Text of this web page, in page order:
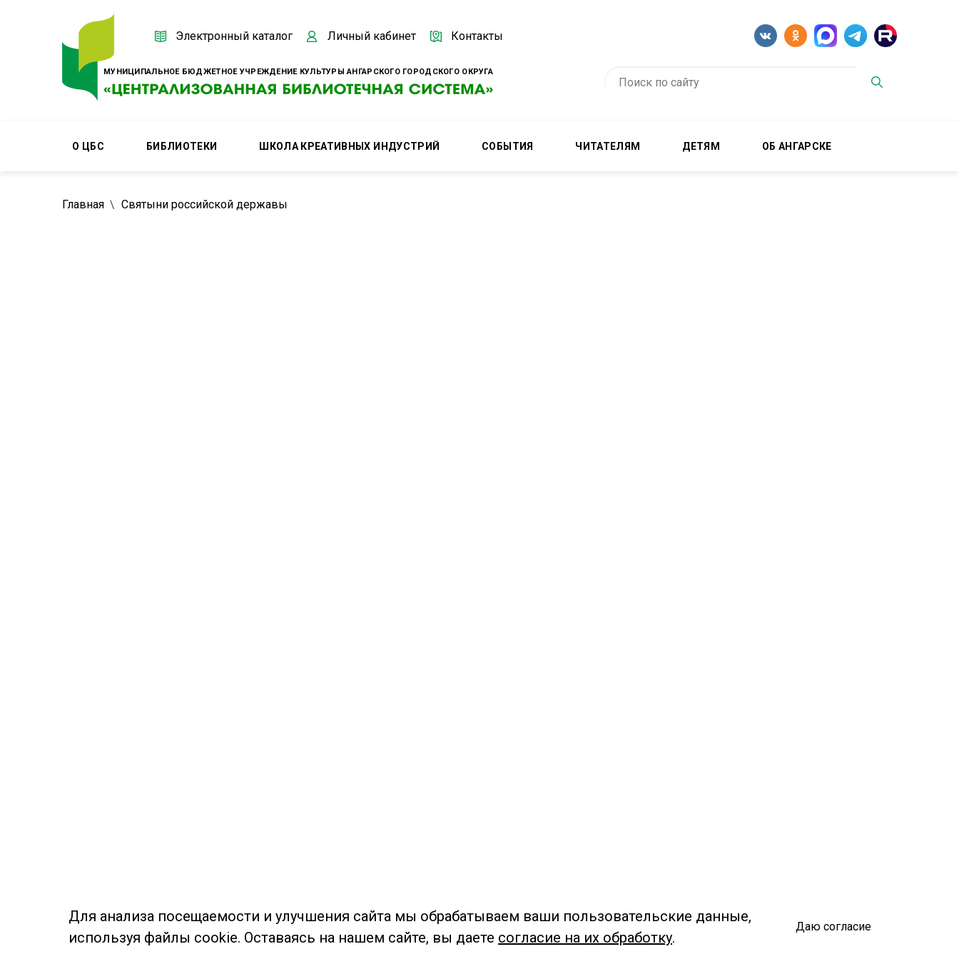
МУНИЦИПАЛЬНОЕ БЮДЖЕТНОЕ УЧРЕЖДЕНИЕ КУЛЬТУРЫ АНГАРСКОГО ГОРОДСКОГО ОКРУГА
Электронный каталог Личный кабинет Контакты
О ЦБС БИБЛИОТЕКИ ШКОЛА КРЕАТИВНЫХ ИНДУСТРИЙ СОБЫТИЯ ЧИТАТЕЛЯМ ДЕТЯМ ОБ АНГАРСКЕ
Главная Святыни российской державы
Для анализа посещаемости и улучшения сайта мы обрабатываем ваши пользовательские данные,
используя файлы cookie. Оставаясь на нашем сайте, вы даете согласие на их обработку.
Даю согласие